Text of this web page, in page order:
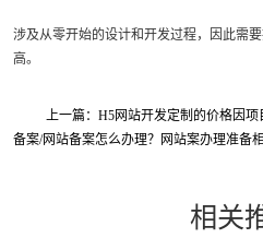
涉及从零开始的设计和开发过程，因此需
高。
上一篇：H5网站开发定制的价格因项
备案/网站备案怎么办理？网站案办理准备
相关